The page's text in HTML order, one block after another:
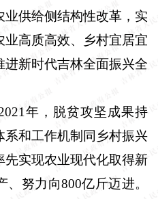
供给侧结构性改革，实
高质高效、乡村宜居宜
新时代吉林全面振兴全
年，脱贫攻坚成果持
和工作机制同乡村振兴
实现农业现代化取得新
、努力向800亿斤迈进。